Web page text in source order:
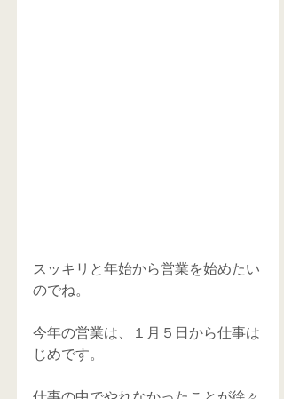
スッキリと年始から営業を始めたい
のでね。
今年の営業は、１月５日から仕事は
じめです。